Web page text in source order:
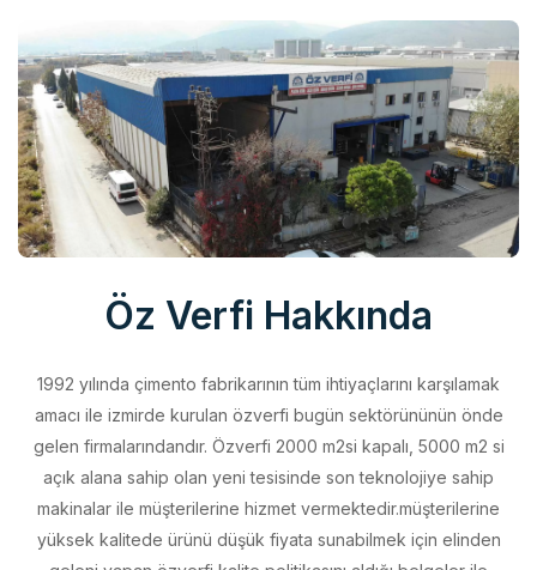
Öz Verfi Hakkında
1992 yılında çimento fabrikarının tüm ihtiyaçlarını karşılamak
gelen firmalarındandır. Özverfi 2000 m2si kapalı, 5000 m2 si
açık alana sahip olan yeni tesisinde son teknolojiye sahip
makinalar ile müşterilerine hizmet vermektedir.müşterilerine
yüksek kalitede ürünü düşük fiyata sunabilmek için elinden
geleni yapan özverfi kalite politikasını aldığı belgeler ile
desteklemektedir. Sac metale ait geniş ürün yelpazesi ile